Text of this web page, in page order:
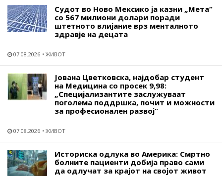
Судот во Ново Мексико ја казни „Мета“
со 567 милиони долари поради
штетното влијание врз менталното
здравје на децата
07.08.2026 ЖИВОТ
Јована Цветковска, најдобар студент
на Медицина со просек 9,98:
„Специјализантите заслужуваат
поголема поддршка, почит и можности
за професионален развој“
07.08.2026 ЖИВОТ
Историска одлука во Америка: Смртно
болните пациенти добија право сами
да одлучат за крајот на својот живот